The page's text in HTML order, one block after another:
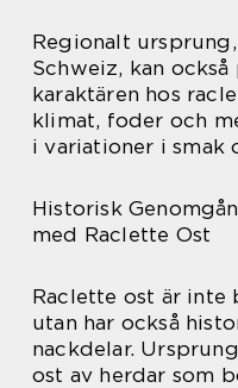
Regionalt
Schweiz, kan också
karaktären hos
klimat, foder och
i variationer i smak
Historisk
med Raclette Ost
Raclette ost är inte
utan har också
nackdelar.
ost av herdar som